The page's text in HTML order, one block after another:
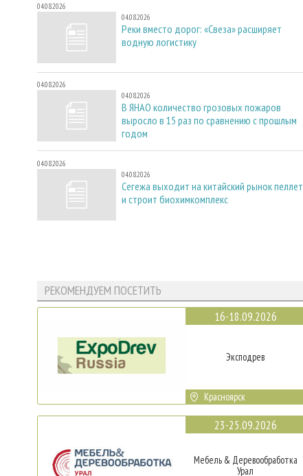
04.08.2026
04.08.2026
Реки вместо дорог: «Свеза» расширяет
водную логистику
04.08.2026
04.08.2026
В ЯНАО количество грозовых пожаров
выросло в 15 раз по сравнению с прошлым
годом
04.08.2026
04.08.2026
Сегежа выходит на китайский рынок пеллет
и строит биохимкомплекс
РЕКОМЕНДУЕМ ПОСЕТИТЬ
16-18.09.2026
Эксподрев
Красноярск
23-25.09.2026
Мебель & Деревообработка
Урал